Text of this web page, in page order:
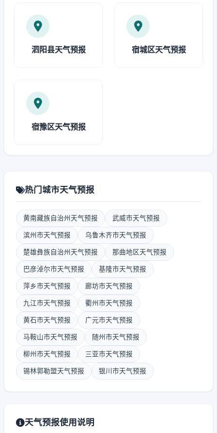
泗阳县天气预报 宿城区天气预报
宿豫区天气预报
热门城市天气预报
黄南藏族自治州天气预报 武威市天气预报
滨州市天气预报 乌鲁木齐市天气预报
楚雄彝族自治州天气预报 那曲地区天气预报
巴彦淖尔市天气预报 基隆市天气预报
萍乡市天气预报 廊坊市天气预报
九江市天气预报 衢州市天气预报
黄石市天气预报 广元市天气预报
马鞍山市天气预报 随州市天气预报
柳州市天气预报 三亚市天气预报
锡林郭勒盟天气预报 银川市天气预报
天气预报使用说明